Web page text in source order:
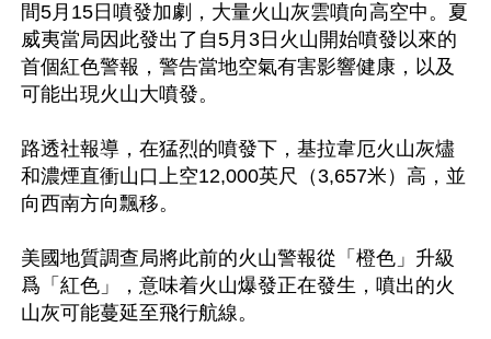
間5月15日噴發加劇，大量火山灰雲噴向高空中。夏
威夷當局因此發出了自5月3日火山開始噴發以來的
首個紅色警報，警告當地空氣有害影響健康，以及
可能出現火山大噴發。
路透社報導，在猛烈的噴發下，基拉韋厄火山灰燼
和濃煙直衝山口上空12,000英尺（3,657米）高，並
向西南方向飄移。
美國地質調查局將此前的火山警報從「橙色」升級
爲「紅色」，意味着火山爆發正在發生，噴出的火
山灰可能蔓延至飛行航線。